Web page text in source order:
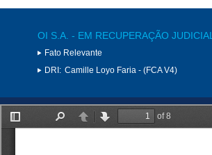
OI S.A. - EM RECUPERAÇÃO JUDICIAL
Fato Relevante
DRI: Camille Loyo Faria - (FCA V4)